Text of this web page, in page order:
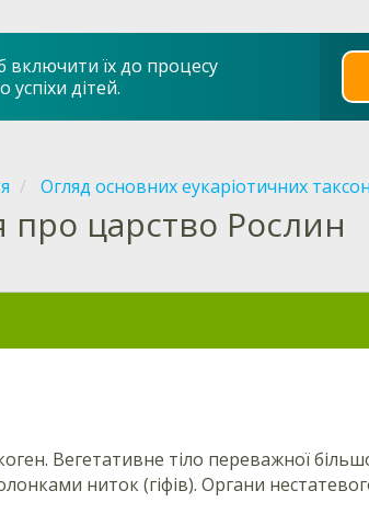
включити їх до процесу
дітей.
Огляд основних еукаріотичних
царство Рослин
Вегетативне тіло переважної
ниток (гіфів). Органи